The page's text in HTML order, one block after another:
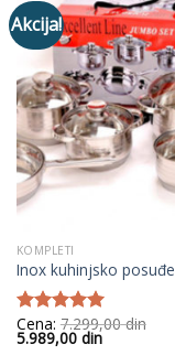
Akcija!
KOMPLETI
Inox kuhinjsko posuđe
Ocenjeno
sa5.00od
Cena: 7.299,00din
Originalna
5.989,00dinTrenutna